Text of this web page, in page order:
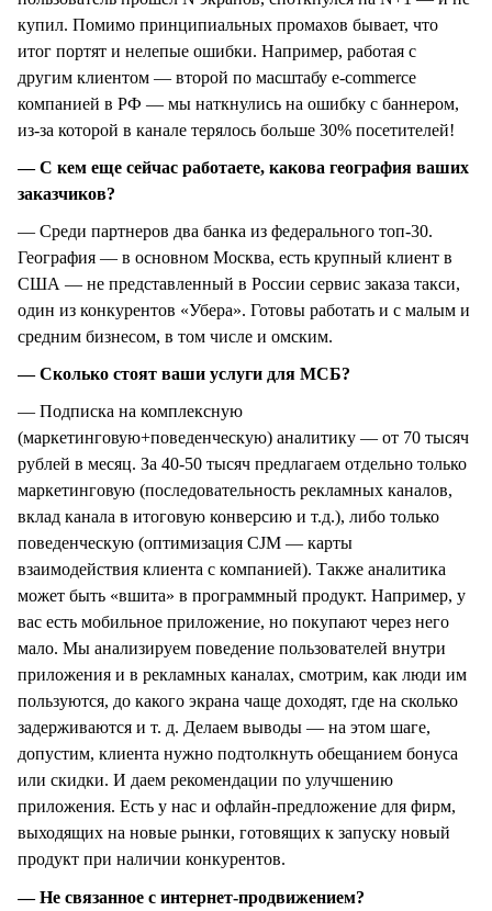
купил. Помимо принципиальных промахов бывает, что
итог портят и нелепые ошибки. Например, работая с
другим клиентом — второй по масштабу e-commerce
компанией в РФ — мы наткнулись на ошибку с баннером,
из-за которой в канале терялось больше 30% посетителей!
— С кем еще сейчас работаете, какова география ваших
заказчиков?
— Среди партнеров два банка из федерального топ-30.
География — в основном Москва, есть крупный клиент в
США — не представленный в России сервис заказа такси,
один из конкурентов «Убера». Готовы работать и с малым и
средним бизнесом, в том числе и омским.
— Сколько стоят ваши услуги для МСБ?
— Подписка на комплексную
(маркетинговую+поведенческую) аналитику — от 70 тысяч
рублей в месяц. За 40-50 тысяч предлагаем отдельно только
маркетинговую (последовательность рекламных каналов,
вклад канала в итоговую конверсию и т.д.), либо только
поведенческую (оптимизация CJM — карты
взаимодействия клиента с компанией). Также аналитика
может быть «вшита» в программный продукт. Например, у
вас есть мобильное приложение, но покупают через него
мало. Мы анализируем поведение пользователей внутри
приложения и в рекламных каналах, смотрим, как люди им
пользуются, до какого экрана чаще доходят, где на сколько
задерживаются и т. д. Делаем выводы — на этом шаге,
допустим, клиента нужно подтолкнуть обещанием бонуса
или скидки. И даем рекомендации по улучшению
приложения. Есть у нас и офлайн-предложение для фирм,
выходящих на новые рынки, готовящих к запуску новый
продукт при наличии конкурентов.
— Не связанное с интернет-продвижением?